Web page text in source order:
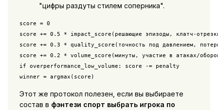
"цифры раздуты стилем соперника".
score = 0
score += 0.5 * impact_score(решающие эпизоды, клатч-
score += 0.3 * quality_score(точность под давлением,
score += 0.2 * volume_score(минуты, участие в атаках/
if overperformance_low_volume: score -= penalty
Этот же протокол полезен, если вы выбираете
состав в фэнтези спорт выбрать игрока по